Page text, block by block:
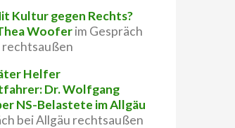
Kultur gegen Rechts?
Wooferim Gespräch
rechtsaußen
Helfer
Dr. Wolfgang
NS-Belastete im Allgäu
bei Allgäu rechtsaußen